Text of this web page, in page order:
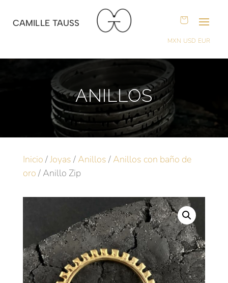
CAMILLE TAUSS
MXN USD EUR
ANILLOS
Inicio/Joyas/ Anillos/ Anillos con baño de
oro/ Anillo Zip